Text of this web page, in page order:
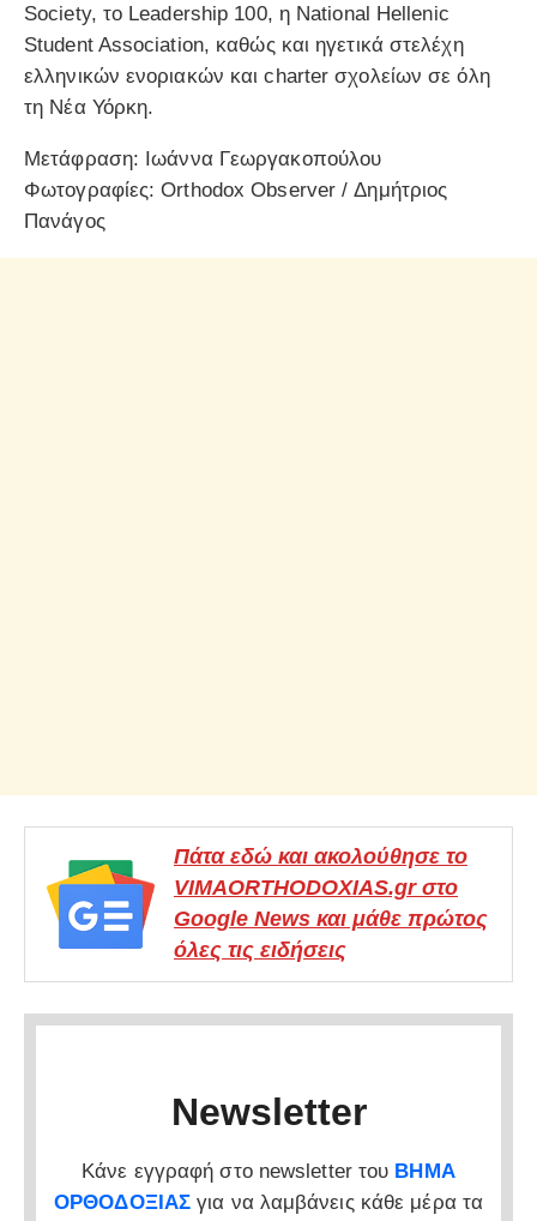
Society, το Leadership 100, η National Hellenic
Student Association, καθώς και ηγετικά στελέχη
ελληνικών ενοριακών και charter σχολείων σε όλη
τη Νέα Υόρκη.
Μετάφραση: Ιωάννα Γεωργακοπούλου
Φωτογραφίες: Orthodox Observer / Δημήτριος
Πανάγος
Πάτα εδώ και ακολούθησε το
VIMAORTHODOXIAS.gr στο
Google News και μάθε πρώτος
όλες τις ειδήσεις
Newsletter
Κάνε εγγραφή στο newsletter του ΒΗΜΑ
ΟΡΘΟΔΟΞΙΑΣ για να λαμβάνεις κάθε μέρα τα